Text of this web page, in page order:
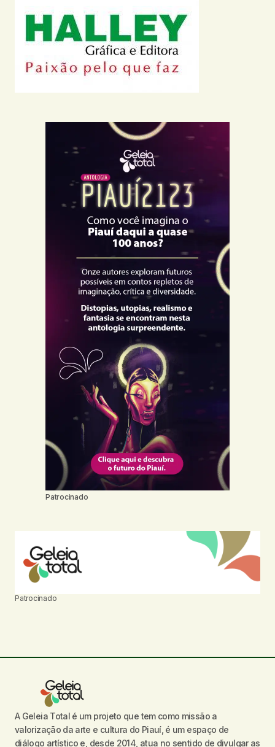
Patrocinado
Patrocinado
A Geleia Total é um projeto que tem como missão a
valorização da arte e cultura do Piauí, é um espaço de
diálogo artístico e, desde 2014, atua no sentido de divulgar as